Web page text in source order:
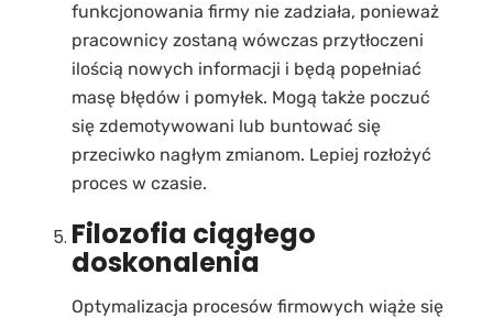
funkcjonowania firmy nie zadziała, ponieważ
pracownicy zostaną wówczas przytłoczeni
ilością nowych informacji i będą popełniać
masę błędów i pomyłek. Mogą także poczuć
się zdemotywowani lub buntować się
przeciwko nagłym zmianom. Lepiej rozłożyć
proces w czasie.
Filozofia ciągłego
doskonalenia
Optymalizacja procesów firmowych wiąże się